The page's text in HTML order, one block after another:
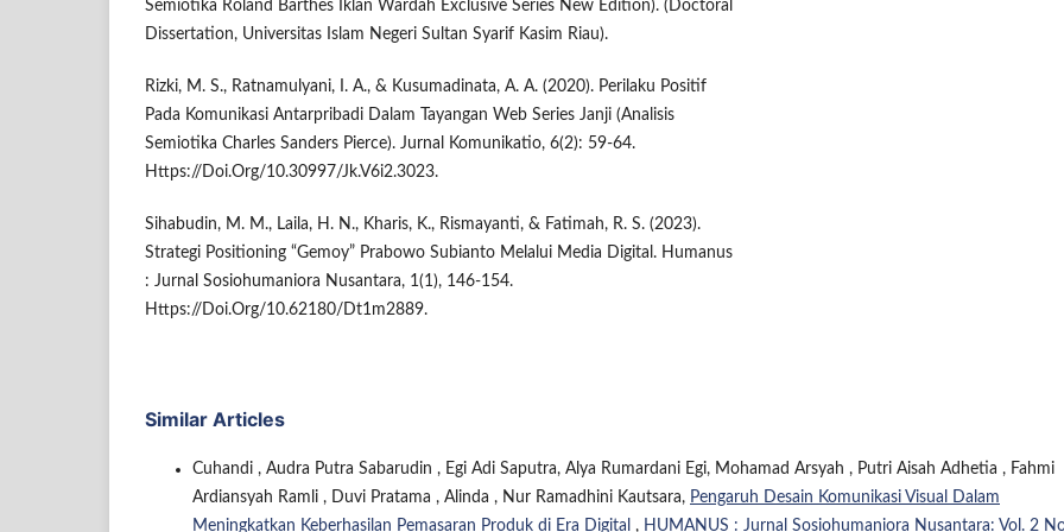
Semiotika Roland Barthes Iklan Wardah Exclusive Series New Edition). (Doctoral
Dissertation, Universitas Islam Negeri Sultan Syarif Kasim Riau).
Rizki, M. S., Ratnamulyani, I. A., & Kusumadinata, A. A. (2020). Perilaku Positif
Pada Komunikasi Antarpribadi Dalam Tayangan Web Series Janji (Analisis
Semiotika Charles Sanders Pierce). Jurnal Komunikatio, 6(2): 59-64.
Https://Doi.Org/10.30997/Jk.V6i2.3023.
Sihabudin, M. M., Laila, H. N., Kharis, K., Rismayanti, & Fatimah, R. S. (2023).
Strategi Positioning “Gemoy” Prabowo Subianto Melalui Media Digital. Humanus
: Jurnal Sosiohumaniora Nusantara, 1(1), 146-154.
Https://Doi.Org/10.62180/Dt1m2889.
Similar Articles
Cuhandi , Audra Putra Sabarudin , Egi Adi Saputra, Alya Rumardani Egi, Mohamad Arsyah , Putri Aisah Adhetia , Fahmi
Ardiansyah Ramli , Duvi Pratama , Alinda , Nur Ramadhini Kautsara, Pengaruh Desain Komunikasi Visual Dalam
Meningkatkan Keberhasilan Pemasaran Produk di Era Digital , HUMANUS : Jurnal Sosiohumaniora Nusantara: Vol. 2